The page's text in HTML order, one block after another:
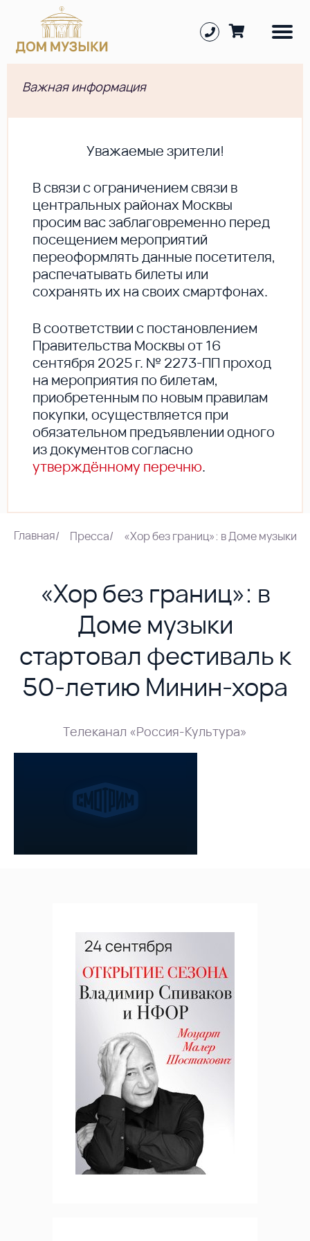
Важная информация
Уважаемые зрители!
В cвязи с ограничением связи в
центральных районах Москвы
просим вас заблаговременно перед
посещением мероприятий
переоформлять данные посетителя,
распечатывать билеты или
сохранять их на своих смартфонах.
В соответствии с постановлением
Правительства Москвы от 16
сентября 2025 г. № 2273-ПП проход
на мероприятия по билетам,
приобретенным по новым правилам
покупки, осуществляется при
обязательном предъявлении одного
из документов согласно
утверждённому перечню.
Главная/ Пресса/ «Хор без границ»: в Доме музыки
«Хор без границ»: в
Доме музыки
стартовал фестиваль к
50-летию Минин-хора
Телеканал «Россия-Культура»